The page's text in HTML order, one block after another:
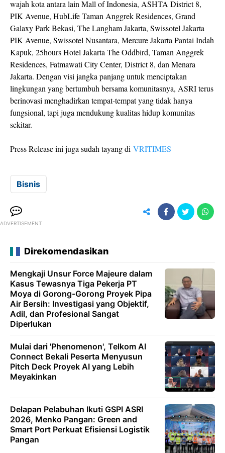
wajah kota antara lain Mall of Indonesia, ASHTA District 8,
PIK Avenue, HubLife Taman Anggrek Residences, Grand
Galaxy Park Bekasi, The Langham Jakarta, Swissotel Jakarta
PIK Avenue, Swissotel Nusantara, Mercure Jakarta Pantai Indah
Kapuk, 25hours Hotel Jakarta The Oddbird, Taman Anggrek
Residences, Fatmawati City Center, District 8, dan Menara
Jakarta. Dengan visi jangka panjang untuk menciptakan
lingkungan yang bertumbuh bersama komunitasnya, ASRI terus
berinovasi menghadirkan tempat-tempat yang tidak hanya
fungsional, tapi juga mendukung kualitas hidup komunitas
sekitar.
Press Release ini juga sudah tayang di VRITIMES
Bisnis
ADVERTISEMENT
Direkomendasikan
Mengkaji Unsur Force Majeure dalam
Kasus Tewasnya Tiga Pekerja PT
Moya di Gorong-Gorong Proyek Pipa
Air Bersih: Investigasi yang Objektif,
Adil, dan Profesional Sangat
Diperlukan
Mulai dari 'Phenomenon', Telkom AI
Connect Bekali Peserta Menyusun
Pitch Deck Proyek AI yang Lebih
Meyakinkan
Delapan Pelabuhan Ikuti GSPI ASRI
2026, Menko Pangan: Green and
Smart Port Perkuat Efisiensi Logistik
Pangan